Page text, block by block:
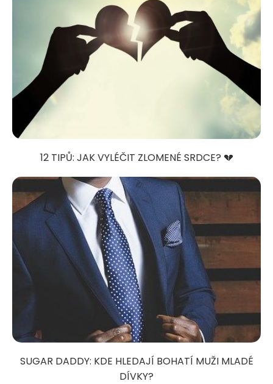
12 TIPŮ: JAK VYLÉČIT ZLOMENÉ SRDCE? 💔
SUGAR DADDY: KDE HLEDAJÍ BOHATÍ MUŽI MLADÉ
DÍVKY?